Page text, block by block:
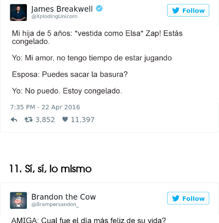
11. Sí, sí, lo mismo